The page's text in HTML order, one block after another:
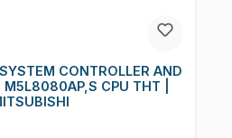
CONTROLLER AND
M5L8080AP,S CPU THT |